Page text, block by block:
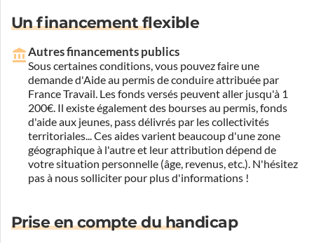
Un financement flexible
Autres financements publics
Sous certaines conditions, vous pouvez faire une
demande d'Aide au permis de conduire attribuée par
France Travail. Les fonds versés peuvent aller jusqu'à 1
200€. Il existe également des bourses au permis, fonds
d'aide aux jeunes, pass délivrés par les collectivités
territoriales... Ces aides varient beaucoup d'une zone
géographique à l'autre et leur attribution dépend de
votre situation personnelle (âge, revenus, etc.). N'hésitez
pas à nous solliciter pour plus d'informations !
Prise en compte du handicap